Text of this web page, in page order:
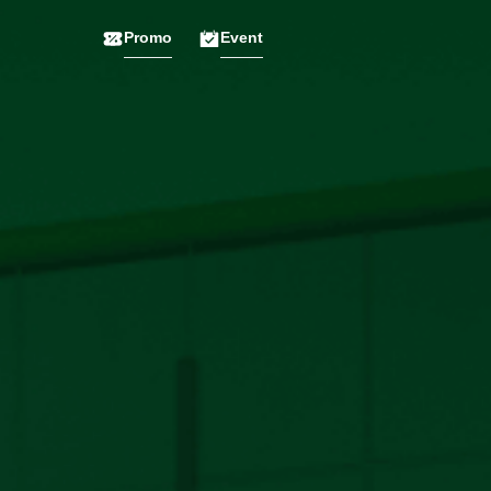
Promo Event